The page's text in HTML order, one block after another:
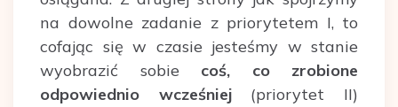
na dowolne zadanie z priorytetem I, to
cofając się w czasie jesteśmy w stanie
wyobrazić sobie coś, co zrobione
odpowiednio wcześniej(priorytet II)